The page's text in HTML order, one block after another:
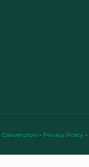
Convenzioni - Privacy Policy -